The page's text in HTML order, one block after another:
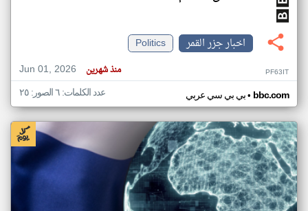
اخبار جزر القمر
Politics
Jun 01, 2026
منذ شهرين PF63IT
بي بي سي عربي• bbc.com عدد الكلمات: ٦ الصور: ٢٥